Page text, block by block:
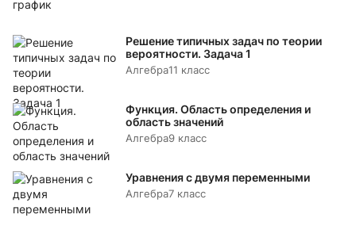
Решение типичных задач по теории
вероятности. Задача 1
Алгебра11 класс
Функция. Область определения и
область значений
Алгебра9 класс
Уравнения с двумя переменными
Алгебра7 класс